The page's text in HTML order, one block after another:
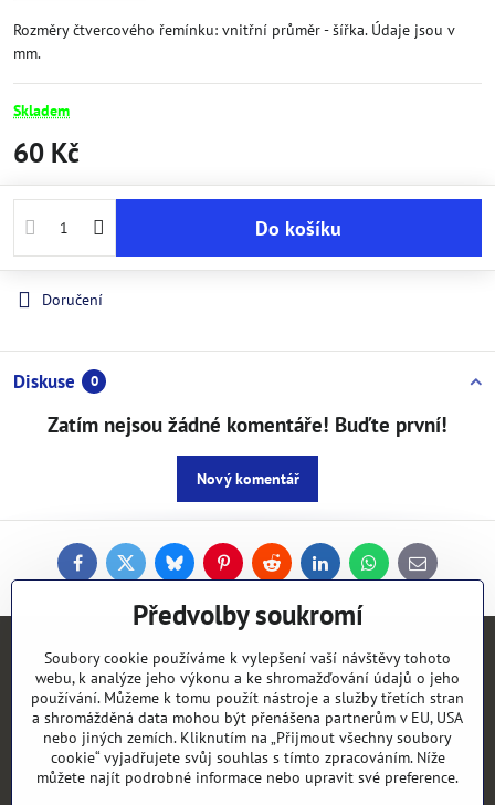
Rozměry čtvercového řemínku: vnitřní průměr - šířka. Údaje jsou v
mm.
Skladem
60 Kč
Do košíku
Doručení
Diskuse 0
Zatím nejsou žádné komentáře! Buďte první!
Nový komentář
FacebookTwitterBlueskyPinterestReddit LinkedInWhatsApp
E-
mail
Kontakty
Objednávky
Vše k nákupu
Předvolby soukromí
Soubory cookie používáme k vylepšení vaší návštěvy tohoto
webu, k analýze jeho výkonu a ke shromažďování údajů o jeho
používání. Můžeme k tomu použít nástroje a služby třetích stran
a shromážděná data mohou být přenášena partnerům v EU, USA
nebo jiných zemích. Kliknutím na „Přijmout všechny soubory
cookie“ vyjadřujete svůj souhlas s tímto zpracováním. Níže
můžete najít podrobné informace nebo upravit své preference.